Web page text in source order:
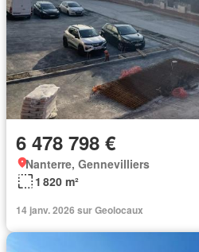
6 478 798 €
Nanterre, Gennevilliers
1 820 m²
14 janv. 2026 sur Geolocaux